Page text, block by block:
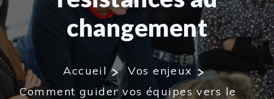
changement
Accueil
Vos enjeux
Comment guider vos équipes vers le